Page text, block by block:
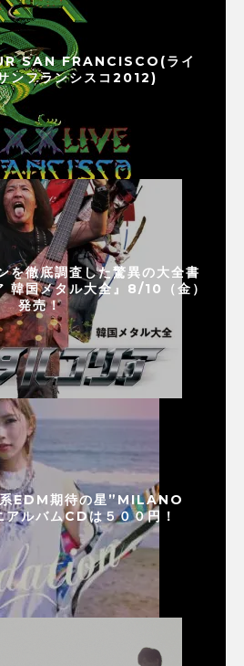
SAN FRANCISCO(ライ
ンフランシスコ2012)
を徹底調査した驚異の大全書
韓国メタル大全』8/10（金）
発売！
系EDM期待の星”MILANO
ルバムCDは５００円！